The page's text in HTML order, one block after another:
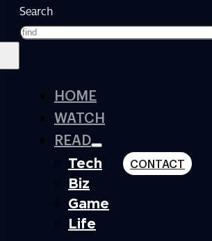
Search
HOME
WATCH
READ
Tech
Biz
Game
Life
CONTACT